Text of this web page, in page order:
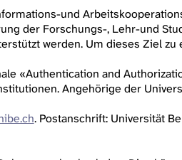
und
der Forschungs-, Lehr-und
werden. Um dieses Ziel zu
«Authentication and
Angehörige der
. Postanschrift: Universität